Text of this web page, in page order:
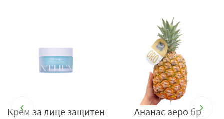
Крем за лице защитен
Ананас аеро бр